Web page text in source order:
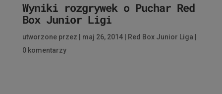
Wyniki rozgrywek o Puchar Red
Box Junior Ligi
utworzone przez maj 26, 2014| Red Box Junior Liga
0 komentarzy